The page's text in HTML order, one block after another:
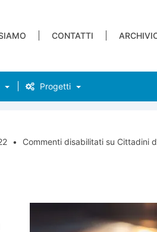
CONTATTI
Progetti
• Commenti disabilitatisu Cittadini